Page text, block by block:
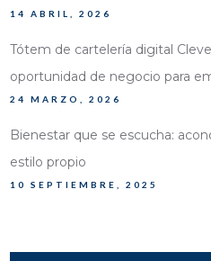
14 ABRIL, 2026
Tótem de cartelería digital
oportunidad de negocio para
24 MARZO, 2026
Bienestar que se escucha:
estilo propio
10 SEPTIEMBRE, 2025